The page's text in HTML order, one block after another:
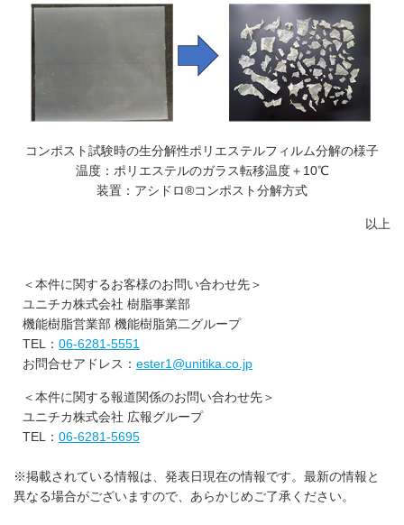
コンポスト試験時の生分解性ポリエステルフィルム分解の様子
温度：ポリエステルのガラス転移温度＋10℃
装置：アシドロ®コンポスト分解方式
以上
＜本件に関するお客様のお問い合わせ先＞
ユニチカ株式会社 樹脂事業部
機能樹脂営業部 機能樹脂第二グループ
TEL： 06-6281-5551
お問合せアドレス： ester1@unitika.co.jp
＜本件に関する報道関係のお問い合わせ先＞
ユニチカ株式会社 広報グループ
TEL： 06-6281-5695
※掲載されている情報は、発表日現在の情報です。最新の情報と
異なる場合がございますので、あらかじめご了承ください。